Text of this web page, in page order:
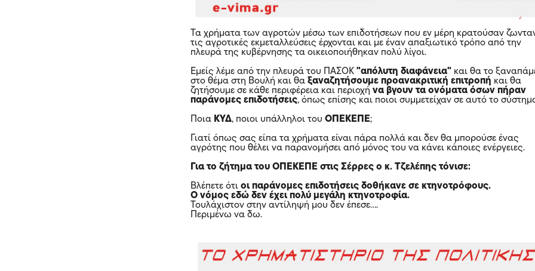
Τα χρήματα των αγροτών μέσω των επιδοτήσεων που εν μέρη κρατούσαν
τις αγροτικές εκμεταλλεύσεις έρχονται και με έναν απαξιωτικό τρόπο από την
πλευρά της κυβέρνησης τα οικειοποιήθηκαν πολύ λίγοι.
Εμείς λέμε από την πλευρά του ΠΑΣΟΚ"απόλυτη διαφάνεια" και θα το
στο θέμα στη Βουλή και θα ξαναζητήσουμε προανακριτική επιτροπή και θα
ζητήσουμε σε κάθε περιφέρεια και περιοχήνα βγουν τα ονόματα όσων πήραν
παράνομες επιδοτήσεις, όπως επίσης και ποιοι συμμετείχαν σε αυτό το
Ποια ΚΥΔ, ποιοι υπάλληλοι τουΟΠΕΚΕΠΕ;
Γιατί όπως σας είπα τα χρήματα είναι πάρα πολλά και δεν θα μπορούσε ένας
αγρότης που θέλει να παρανομήσει από μόνος του να κάνει κάποιες ενέργειες.
Για το ζήτημα του ΟΠΕΚΕΠΕ στις Σέρρες ο κ. Τζελέπης τόνισε:
Βλέπετε ότιοι παράνομες επιδοτήσεις δοθήκανε σε κτηνοτρόφους.
Ο νόμος εδώ δεν έχει πολύ μεγάλη κτηνοτροφία.
Τουλάχιστον στην αντίληψή μου δεν έπεσε….
Περιμένω να δω.